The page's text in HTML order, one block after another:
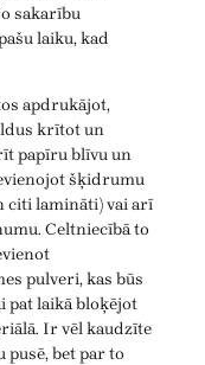
sakarību
laiku, kad
apdrukājot,
krītot un
papīru blīvu un
šķidrumu
citi lamināti) vai arī
Celtniecībā to
pulveri, kas būs
pat laikā bloķējot
Ir vēl kaudzīte
pusē, bet par to